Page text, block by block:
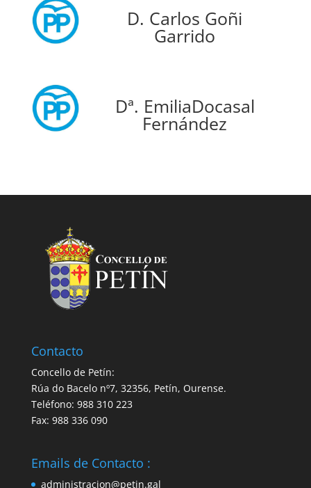
D. Carlos Goñi
Garrido
Dª. EmiliaDocasal
Fernández
Contacto
Concello de Petín:
Rúa do Bacelo nº7, 32356, Petín, Ourense.
Teléfono: 988 310 223
Fax: 988 336 090
Emails de Contacto :
administracion@petin.gal